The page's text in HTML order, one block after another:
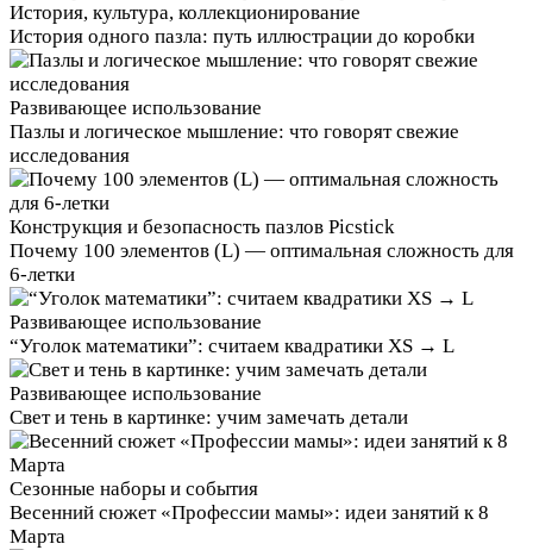
История, культура, коллекционирование
История одного пазла: путь иллюстрации до коробки
Развивающее использование
Пазлы и логическое мышление: что говорят свежие
исследования
Конструкция и безопасность пазлов Picstick
Почему 100 элементов (L) — оптимальная сложность для
6‑летки
Развивающее использование
“Уголок математики”: считаем квадратики XS → L
Развивающее использование
Свет и тень в картинке: учим замечать детали
Сезонные наборы и события
Весенний сюжет «Профессии мамы»: идеи занятий к 8
Марта